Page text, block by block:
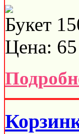
Букет
Цена: 65